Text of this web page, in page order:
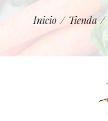
Inicio / Tienda /